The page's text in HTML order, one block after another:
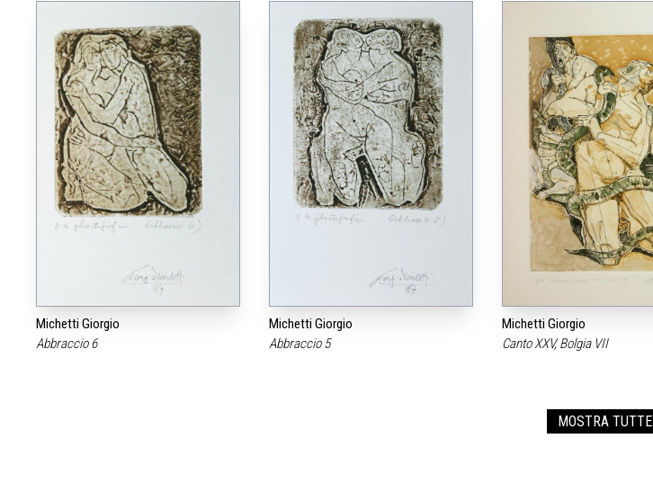
Michetti Giorgio
Abbraccio 6
Michetti Giorgio
Abbraccio 5
Michetti Giorgio
Canto XXV, Bolgia VII
MOSTRA TUTTE